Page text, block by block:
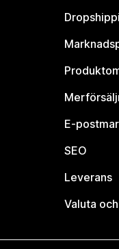
E-
SEO
Leverans
Valuta